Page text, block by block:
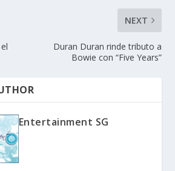
NEXT
Duran Duran rinde tributo a
Bowie con “Five Years”
Entertainment SG